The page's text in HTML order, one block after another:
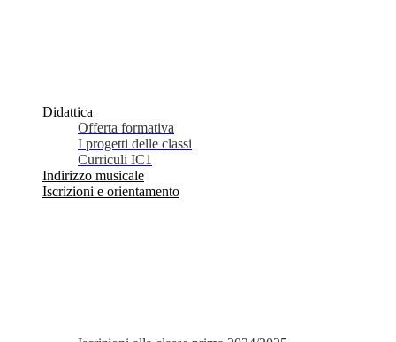
Didattica
Offerta formativa
I progetti delle classi
Curriculi IC1
Indirizzo musicale
Iscrizioni e orientamento